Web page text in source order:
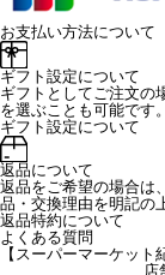
お支払い方法について
ギフト設定について
ギフトとしてご注文の
を選ぶことも可能です
ギフト設定について
返品について
返品をご希望の場合は
品・交換理由を明記の
返品特約について
よくある質問
【スーパーマーケッ
店